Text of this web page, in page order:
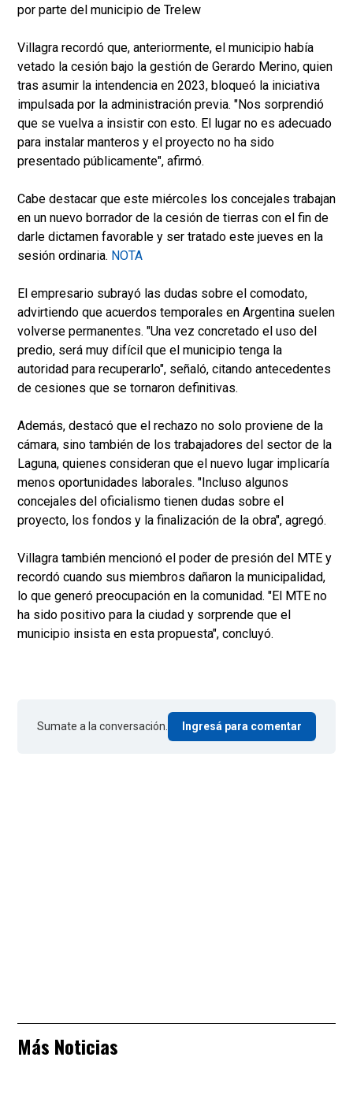
por parte del municipio de Trelew
Villagra recordó que, anteriormente, el municipio había
vetado la cesión bajo la gestión de Gerardo Merino, quien
tras asumir la intendencia en 2023, bloqueó la iniciativa
impulsada por la administración previa. "Nos sorprendió
que se vuelva a insistir con esto. El lugar no es adecuado
para instalar manteros y el proyecto no ha sido
presentado públicamente", afirmó.
Cabe destacar que este miércoles los concejales trabajan
en un nuevo borrador de la cesión de tierras con el fin de
darle dictamen favorable y ser tratado este jueves en la
sesión ordinaria. NOTA
El empresario subrayó las dudas sobre el comodato,
advirtiendo que acuerdos temporales en Argentina suelen
volverse permanentes. "Una vez concretado el uso del
predio, será muy difícil que el municipio tenga la
autoridad para recuperarlo", señaló, citando antecedentes
de cesiones que se tornaron definitivas.
Además, destacó que el rechazo no solo proviene de la
cámara, sino también de los trabajadores del sector de la
Laguna, quienes consideran que el nuevo lugar implicaría
menos oportunidades laborales. "Incluso algunos
concejales del oficialismo tienen dudas sobre el
proyecto, los fondos y la finalización de la obra", agregó.
Villagra también mencionó el poder de presión del MTE y
recordó cuando sus miembros dañaron la municipalidad,
lo que generó preocupación en la comunidad. "El MTE no
ha sido positivo para la ciudad y sorprende que el
municipio insista en esta propuesta", concluyó.
Sumate a la conversación. Ingresá para comentar
Más Noticias